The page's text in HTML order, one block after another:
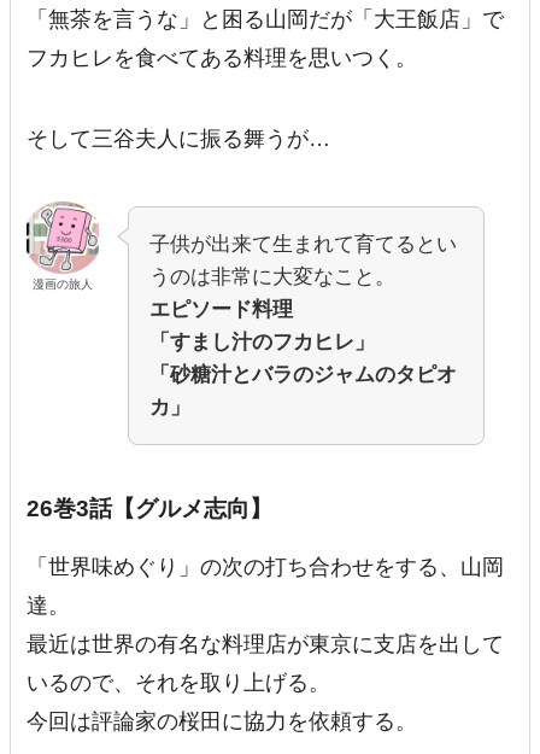
「無茶を言うな」と困る山岡だが「大王飯店」で
フカヒレを食べてある料理を思いつく。
そして三谷夫人に振る舞うが…
漫画の旅人
子供が出来て生まれて育てるとい
うのは非常に大変なこと。
エピソード料理
「すまし汁のフカヒレ」
「砂糖汁とバラのジャムのタピオ
カ」
26巻3話【グルメ志向】
「世界味めぐり」の次の打ち合わせをする、山岡
達。
最近は世界の有名な料理店が東京に支店を出して
いるので、それを取り上げる。
今回は評論家の桜田に協力を依頼する。